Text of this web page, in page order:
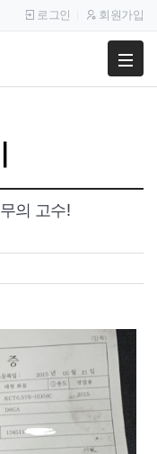
로그인 회원가입
의 고수!